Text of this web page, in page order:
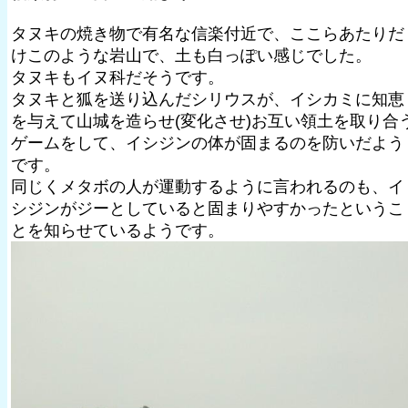
タヌキの焼き物で有名な信楽付近で、ここらあたりだ
けこのような岩山で、土も白っぽい感じでした。
タヌキもイヌ科だそうです。
タヌキと狐を送り込んだシリウスが、イシカミに知恵
を与えて山城を造らせ(変化させ)お互い領土を取り合
ゲームをして、イシジンの体が固まるのを防いだよう
です。
同じくメタボの人が運動するように言われるのも、イ
シジンがジーとしていると固まりやすかったというこ
とを知らせているようです。